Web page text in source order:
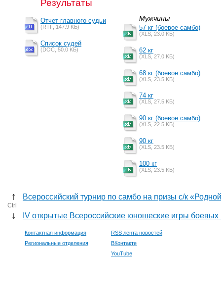
Результаты
Отчет главного судьи
(RTF, 147.9 KБ)
Список судей
(DOC, 50.0 KБ)
Мужчины
57 кг (боевое самбо)
(XLS, 23.0 KБ)
62 кг
(XLS, 27.0 KБ)
68 кг (боевое самбо)
(XLS, 23.5 KБ)
74 кг
(XLS, 27.5 KБ)
90 кг (боевое самбо)
(XLS, 22.5 KБ)
90 кг
(XLS, 23.5 KБ)
100 кг
(XLS, 23.5 KБ)
↑ Всероссийский турнир по самбо на призы с/к
Ctrl
↓ IV открытые Всероссийские юношеские игры боевых
Контактная информация
Региональные отделения
RSS лента новостей
ВКонтакте
YouTube